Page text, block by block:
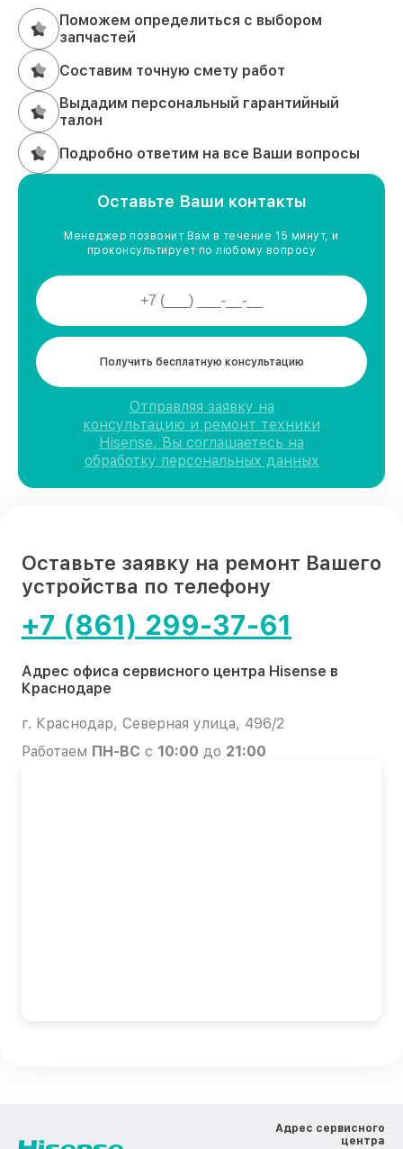
Поможем определиться с выбором
запчастей
Составим точную смету работ
Выдадим персональный гарантийный
талон
Подробно ответим на все Ваши вопросы
Оставьте Ваши контакты
Менеджер позвонит Вам в течение 15 минут, и
проконсультирует по любому вопросу
Получить бесплатную консультацию
Отправляя заявку на
консультацию и ремонт техники
Hisense, Вы соглашаетесь на
обработку персональных данных
Оставьте заявку на ремонт Вашего
устройства по телефону
+7 (861) 299-37-61
Адрес офиса сервисного центра Hisense в
Краснодаре
г. Краснодар, Северная улица, 496/2
Работаем ПН-ВС с 10:00 до 21:00
Адрес сервисного
центра